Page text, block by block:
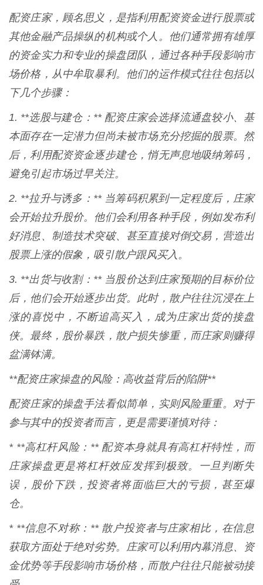
配资庄家，顾名思义，是指利用配资资金进行股票或
其他金融产品操纵的机构或个人。他们通常拥有雄厚
的资金实力和专业的操盘团队，通过各种手段影响市
场价格，从中牟取暴利。他们的运作模式往往包括以
下几个步骤：
1. **选股与建仓：** 配资庄家会选择流通盘较小、基
本面存在一定潜力但尚未被市场充分挖掘的股票。然
后，利用配资资金逐步建仓，悄无声息地吸纳筹码，
避免引起市场过早关注。
2. **拉升与诱多：** 当筹码积累到一定程度后，庄家
会开始拉升股价。他们会利用各种手段，例如发布利
好消息、制造技术突破、甚至直接对倒交易，营造出
股票上涨的假象，吸引散户跟风买入。
3. **出货与收割：** 当股价达到庄家预期的目标价位
后，他们会开始逐步出货。此时，散户往往沉浸在上
涨的喜悦中，不断追高买入，成为庄家出货的接盘
侠。最终，股价暴跌，散户损失惨重，而庄家则赚得
盆满钵满。
**配资庄家操盘的风险：高收益背后的陷阱**
配资庄家的操盘手法看似简单，实则风险重重。对于
参与其中的投资者而言，更是需要谨慎对待：
* **高杠杆风险：** 配资本身就具有高杠杆特性，而
庄家操盘更是将杠杆效应发挥到极致。一旦判断失
误，股价下跌，投资者将面临巨大的亏损，甚至爆
仓。
* **信息不对称：** 散户投资者与庄家相比，在信息
获取方面处于绝对劣势。庄家可以利用内幕消息、资
金优势等手段影响市场价格，而散户往往只能被动接